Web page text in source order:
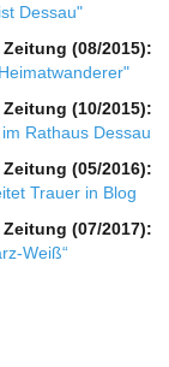
Dessau"
(08/2015):
(10/2015):
Rathaus Dessau
(05/2016):
Trauer in Blog
(07/2017):
Weiß“